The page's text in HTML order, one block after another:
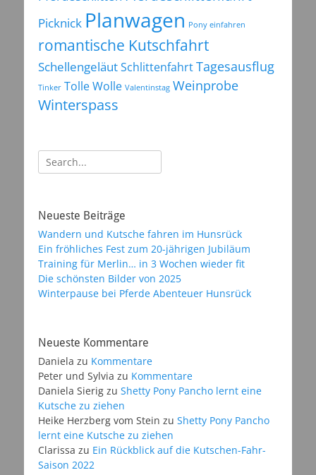
Picknick Planwagen Pony einfahren
romantische Kutschfahrt
SchellengeläutSchlittenfahrtTagesausflug
Tinker Tolle Wolle Valentinstag Weinprobe
Winterspass
Suchen
nach:
Neueste Beiträge
Wandern und Kutsche fahren im Hunsrück
Ein fröhliches Fest zum 20-jährigen Jubiläum
Training für Merlin… in 3 Wochen wieder fit
Die schönsten Bilder von 2025
Winterpause bei Pferde Abenteuer Hunsrück
Neueste Kommentare
Daniela zu Kommentare
Peter und Sylvia zu Kommentare
Daniela Sierig zu Shetty Pony Pancho lernt eine
Kutsche zu ziehen
Heike Herzberg vom Stein zu Shetty Pony Pancho
lernt eine Kutsche zu ziehen
Clarissa zu Ein Rückblick auf die Kutschen-Fahr-
Saison 2022